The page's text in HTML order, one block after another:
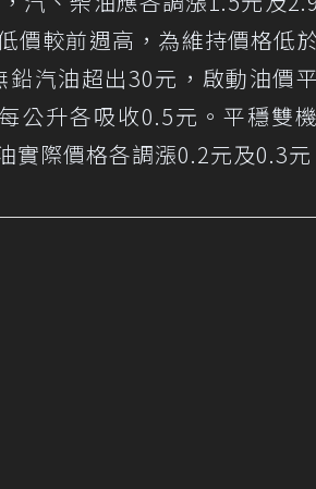
價較前週高，為維持價格低
汽油超出30元，啟動油價
公升各吸收0.5元。平穩雙
實際價格各調漲0.2元及0.3